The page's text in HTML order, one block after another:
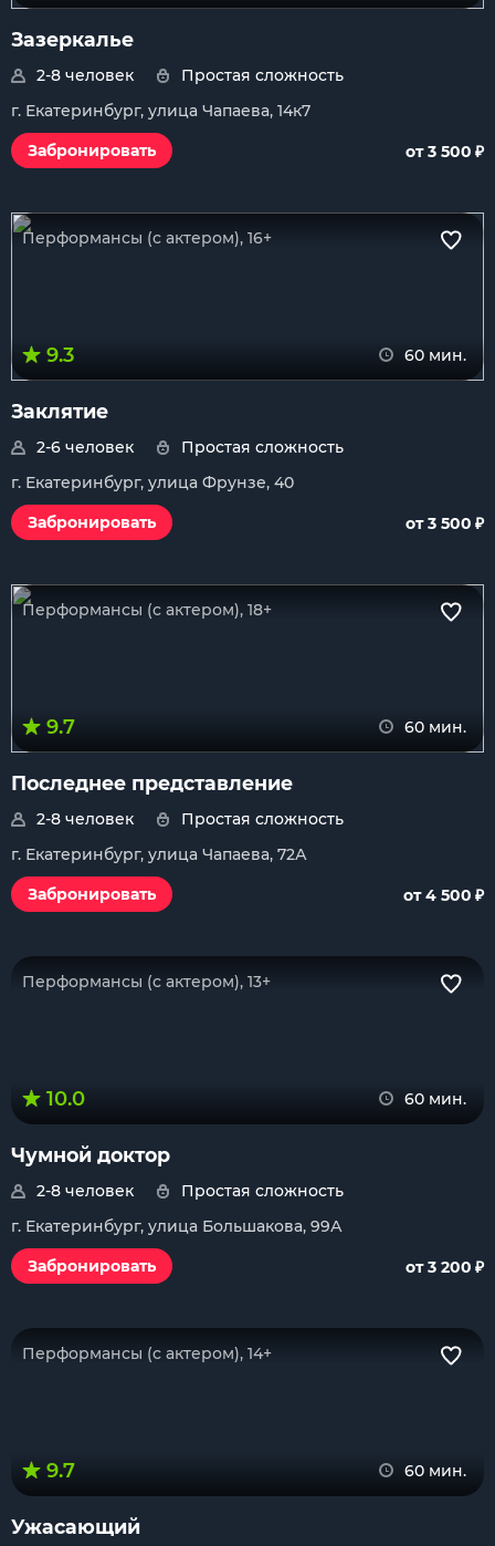
Зазеркалье
2-8 человек
Простая сложность
г. Екатеринбург, улица Чапаева, 14к7
Забронировать
от 3 500 ₽
Перформансы (с актером), 16+
9.3 60 мин.
Заклятие
2-6 человек
Простая сложность
г. Екатеринбург, улица Фрунзе, 40
Забронировать
от 3 500 ₽
Перформансы (с актером), 18+
9.7 60 мин.
Последнее представление
2-8 человек
Простая сложность
г. Екатеринбург, улица Чапаева, 72А
Забронировать
от 4 500 ₽
Перформансы (с актером), 13+
10.0 60 мин.
Чумной доктор
2-8 человек
Простая сложность
г. Екатеринбург, улица Большакова, 99А
Забронировать
от 3 200 ₽
Перформансы (с актером), 14+
9.7 60 мин.
Ужасающий